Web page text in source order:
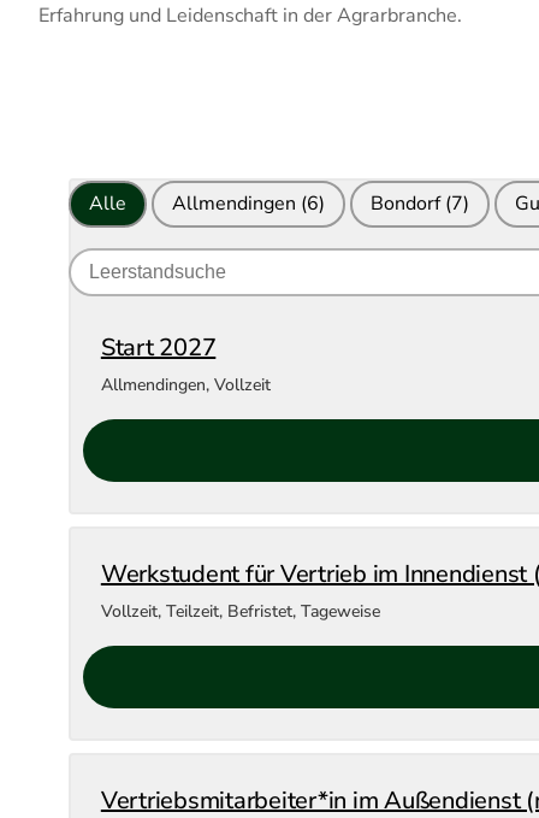
Erfahrung und Leidenschaft in der Agrarbranche.
Alle Allmendingen (6) Bondorf(7)
Search
for
Start 2027
Allmendingen, Vollzeit
Werkstudent für Vertrieb im Innendienst
Vollzeit, Teilzeit, Befristet, Tageweise
Vertriebsmitarbeiter*in im Außendienst